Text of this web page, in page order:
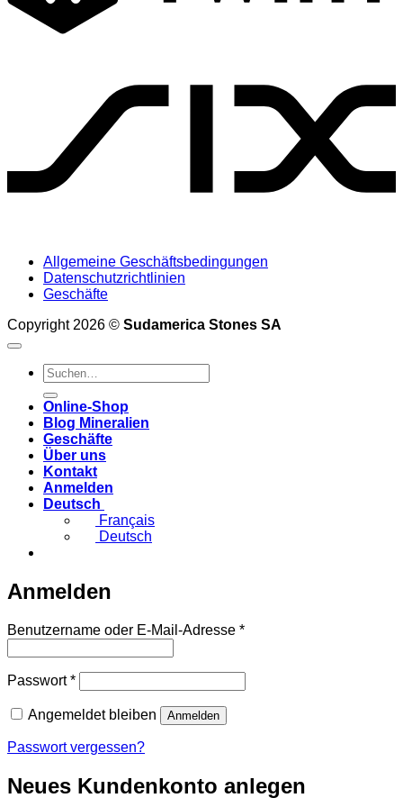
Allgemeine Geschäftsbedingungen
Datenschutzrichtlinien
Geschäfte
Copyright 2026 © Sudamerica Stones SA
Suche
nach:
Online-Shop
Blog Mineralien
Geschäfte
Über uns
Kontakt
Anmelden
Deutsch
Français
Deutsch
Anmelden
Benutzername oder E-Mail-Adresse *Erforderlich
Passwort*Erforderlich
Angemeldet bleiben Anmelden
Passwort vergessen?
Neues Kundenkonto anlegen